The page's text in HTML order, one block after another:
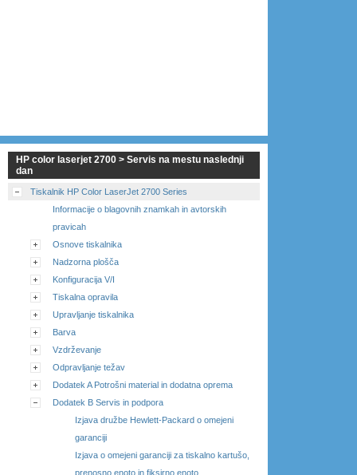
HP color laserjet 2700 > Servis na mestu naslednji
dan
Tiskalnik HP Color LaserJet 2700 Series
Informacije o blagovnih znamkah in avtorskih
pravicah
Osnove tiskalnika
Nadzorna plošča
Konfiguracija V/I
Tiskalna opravila
Upravljanje tiskalnika
Barva
Vzdrževanje
Odpravljanje težav
Dodatek A Potrošni material in dodatna oprema
Dodatek B Servis in podpora
Izjava družbe Hewlett-Packard o omejeni
garanciji
Izjava o omejeni garanciji za tiskalno kartušo,
prenosno enoto in fiksirno enoto